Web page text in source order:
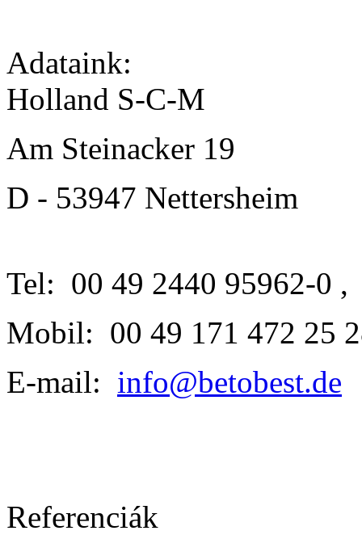
Adataink:
Holland S-C-M
Am Steinacker 19
D - 53947 Nettersheim
Tel: 00 49 2440 95962-0
Mobil: 00 49 171 472 25
E-mail: info@betobest.de
Referenciák